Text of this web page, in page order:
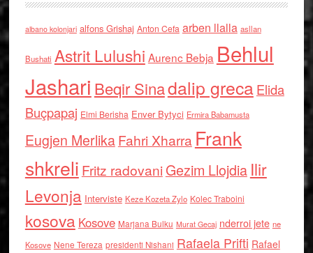
albano kolonjari alfons Grishaj Anton Cefa arben llalla asllan
Bushati Astrit Lulushi Aurenc Bebja Behlul
Jashari Beqir Sinadalip grecaElida
Buçpapaj Elmi Berisha Enver Bytyci Ermira Babamusta
Eugjen MerlikaFahri Xharra Frank
shkreli Fritz radovaniGezim Llojdia Ilir
Levonja Interviste Keze Kozeta Zylo Kolec Traboini
kosova Kosove Marjana Bulku Murat Gecaj nderroi jete ne
Kosove Nene Tereza presidenti Nishani Rafaela Prifti Rafael